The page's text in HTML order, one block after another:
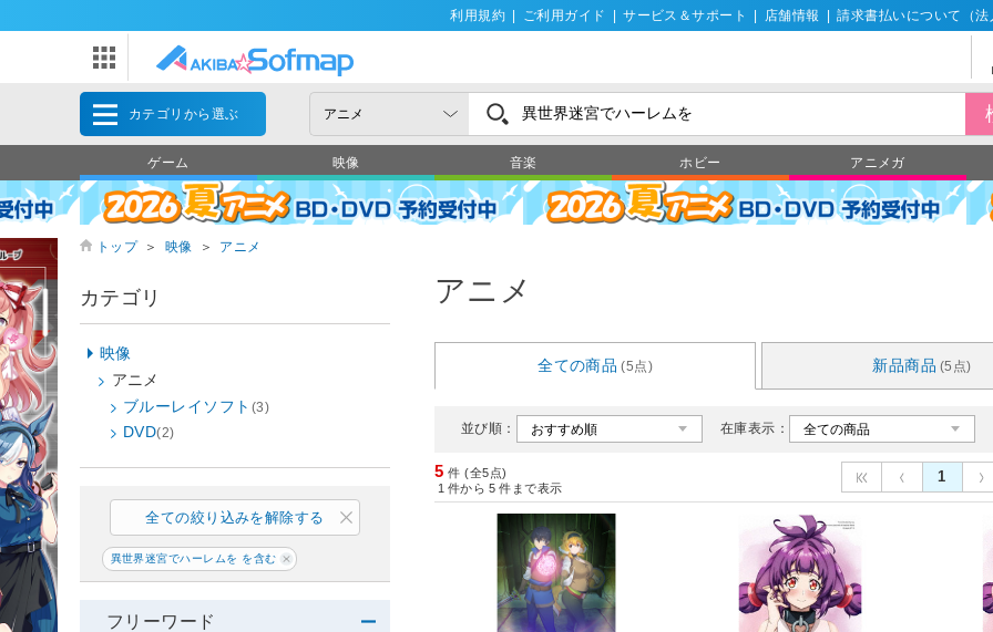
利用規約 ご利用ガイド サービス＆サポート 店舗情報 請求書払いについて（法
カテゴリから選ぶ
ゲーム 映像 音楽 ホビー アニメガ
トップ ＞ 映像 ＞ アニメ
アニメ
全ての商品 (5点) 新品商品 (5点)
並び順： 在庫表示：
5 件 (全5点)
1 件から 5 件まで表示
1
カテゴリ
映像
アニメ
ブルーレイソフト (3)
DVD(2)
全ての絞り込みを解除する
異世界迷宮でハーレムを を含む
フリーワード